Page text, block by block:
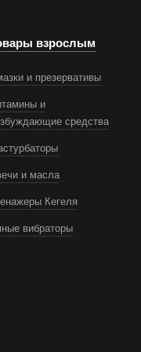
взрослым
и презервативы
и
средства
и масла
Кегеля
вибраторы